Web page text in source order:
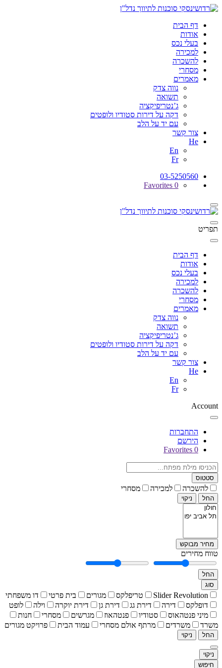
דף הבית
אודות
בעלי נכס
למכירה
להשכרה
מסחרי
מאמרים
נווה צדק
תשואה
ג’נטריפיקציה
דקה על דירות סטודיו ולופטים
עם יד על הלב
צור קשר
He
En
Fr
03-5250560
Favorites 0
תפריט
דף הבית
אודות
בעלי נכס
למכירה
להשכרה
מסחרי
מאמרים
נווה צדק
תשואה
ג’נטריפיקציה
דקה על דירות סטודיו ולופטים
עם יד על הלב
צור קשר
He
En
Fr
Account
התחברות
הירשם
Favorites 0
סטטוס
להשכרה למכירה מסחרי
החל ניקוי
מחיר מבוקש
טווח מחירים
החל
סוג
Slider Revolution טריפלקס מגורים בית פרטי
דו משפחתי
דופלקס
דירה דירת גג דירת גן דירת יוקרה וילה
לופט
מיני פנטהאוס
סטודיו פנטהאוז מגרשים מסחרי
חנות
משרד
משרדים מרתף אולם מסחרי עמוד הבית פרויקט מגורים
החל ניקוי
ניקוי
חיפוש